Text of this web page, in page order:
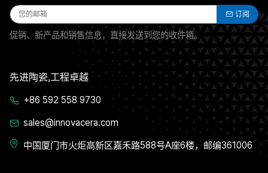
订阅
促销、新产品和销售信息，直接发送到您的收件箱。
先进陶瓷,工程卓越
+86 592 558 9730
sales@innovacera.com
中国厦门市火炬高新区嘉禾路588号A座6楼，邮编361006